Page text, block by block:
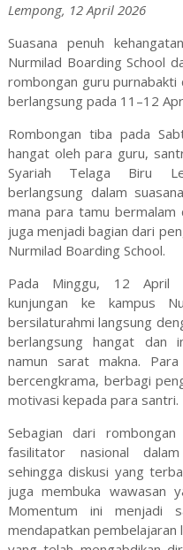
Lempong, 12 April 2026
Suasana penuh
Nurmilad Boarding School
rombongan guru purnabakti
berlangsung pada 11–12
Rombongan tiba pada
hangat oleh para guru,
Syariah Telaga Biru
berlangsung dalam
mana para tamu
juga menjadi bagian dari
Nurmilad Boarding School.
Pada Minggu, 12 April
kunjungan ke kampus
bersilaturahmi langsung
berlangsung hangat dan
namun sarat makna.
bercengkrama, berbagi
motivasi kepada para santri.
Sebagian dari
fasilitator nasional
sehingga diskusi yang
juga membuka wawasan
Momentum ini menjadi
mendapatkan